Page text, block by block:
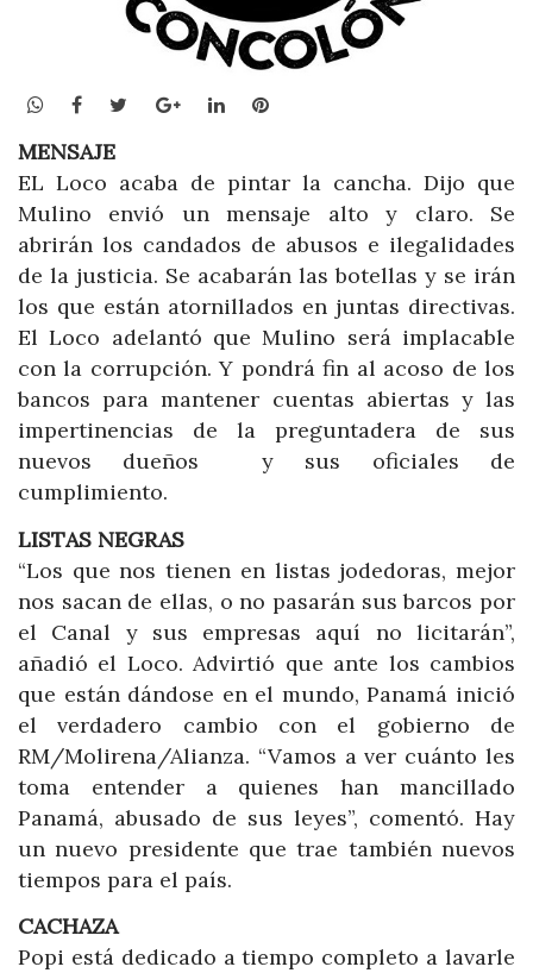
WhatsApp
Facebook
TwitterGoogle+LinkedInPinterest
MENSAJE
EL Loco acaba de pintar la cancha. Dijo que
Mulino envió un mensaje alto y claro. Se
abrirán los candados de abusos e ilegalidades
de la justicia. Se acabarán las botellas y se irán
los que están atornillados en juntas directivas.
El Loco adelantó que Mulino será implacable
con la corrupción. Y pondrá fin al acoso de los
bancos para mantener cuentas abiertas y las
impertinencias de la preguntadera de sus
nuevos dueños y sus oficiales de
cumplimiento.
LISTAS NEGRAS
“Los que nos tienen en listas jodedoras, mejor
nos sacan de ellas, o no pasarán sus barcos por
el Canal y sus empresas aquí no licitarán”,
añadió el Loco. Advirtió que ante los cambios
que están dándose en el mundo, Panamá inició
el verdadero cambio con el gobierno de
RM/Molirena/Alianza. “Vamos a ver cuánto les
toma entender a quienes han mancillado
Panamá, abusado de sus leyes”, comentó. Hay
un nuevo presidente que trae también nuevos
tiempos para el país.
CACHAZA
Popi está dedicado a tiempo completo a lavarle